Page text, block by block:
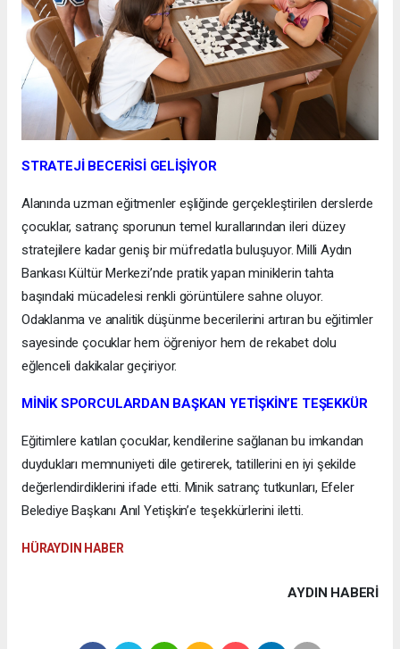
STRATEJİ BECERİSİ GELİŞİYOR
Alanında uzman eğitmenler eşliğinde gerçekleştirilen derslerde
çocuklar, satranç sporunun temel kurallarından ileri düzey
stratejilere kadar geniş bir müfredatla buluşuyor. Milli Aydın
Bankası Kültür Merkezi’nde pratik yapan miniklerin tahta
başındaki mücadelesi renkli görüntülere sahne oluyor.
Odaklanma ve analitik düşünme becerilerini artıran bu eğitimler
sayesinde çocuklar hem öğreniyor hem de rekabet dolu
eğlenceli dakikalar geçiriyor.
MİNİK SPORCULARDAN BAŞKAN YETİŞKİN’E TEŞEKKÜR
Eğitimlere katılan çocuklar, kendilerine sağlanan bu imkandan
duydukları memnuniyeti dile getirerek, tatillerini en iyi şekilde
değerlendirdiklerini ifade etti. Minik satranç tutkunları, Efeler
Belediye Başkanı Anıl Yetişkin’e teşekkürlerini iletti.
HÜRAYDIN HABER
AYDIN HABERİ